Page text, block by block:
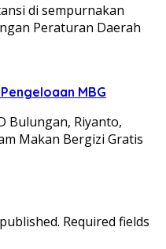
di sempurnakan
Peraturan Daerah
MBG
Bulungan, Riyanto,
Makan Bergizi Gratis
Required fields